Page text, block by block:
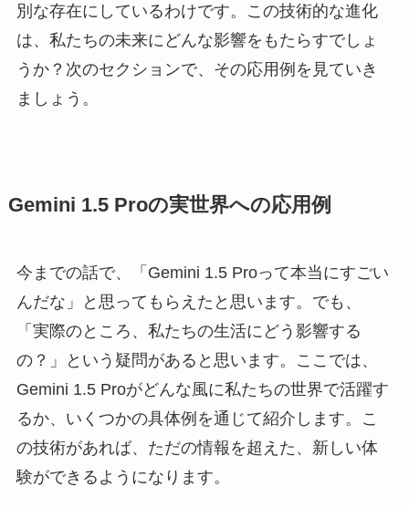
別な存在にしているわけです。この技術的な進化
は、私たちの未来にどんな影響をもたらすでしょ
うか？次のセクションで、その応用例を見ていき
ましょう。
Gemini 1.5 Proの実世界への応用例
今までの話で、「Gemini 1.5 Proって本当にすごい
んだな」と思ってもらえたと思います。でも、
「実際のところ、私たちの生活にどう影響する
の？」という疑問があると思います。ここでは、
Gemini 1.5 Proがどんな風に私たちの世界で活躍す
るか、いくつかの具体例を通じて紹介します。こ
の技術があれば、ただの情報を超えた、新しい体
験ができるようになります。